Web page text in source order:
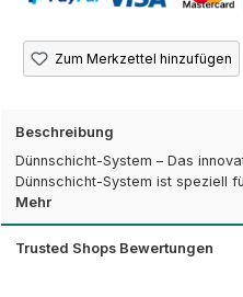
Zum Merkzettel hinzufügen
Beschreibung
Dünnschicht-System – Das
Dünnschicht-System ist speziell
Mehr
Trusted Shops Bewertungen